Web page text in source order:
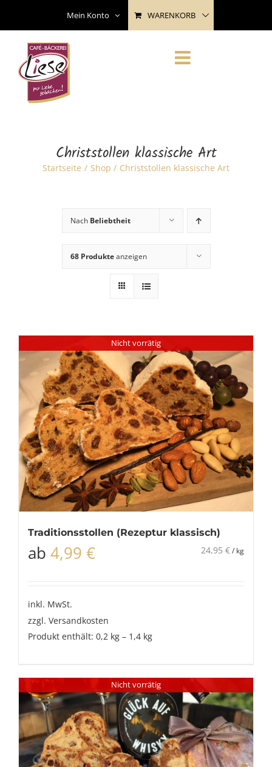
content
Mein Konto WARENKORB
Christstollen klassische Art
Startseite Shop Christstollen klassische Art
Nach Beliebtheit
68 Produkteanzeigen
Nicht vorrätig
Traditionsstollen (Rezeptur klassisch)
ab 4,99 € 24,95 €/ kg
inkl. MwSt.
zzgl. Versandkosten
Produkt enthält: 0,2 kg – 1,4 kg
Nicht vorrätig